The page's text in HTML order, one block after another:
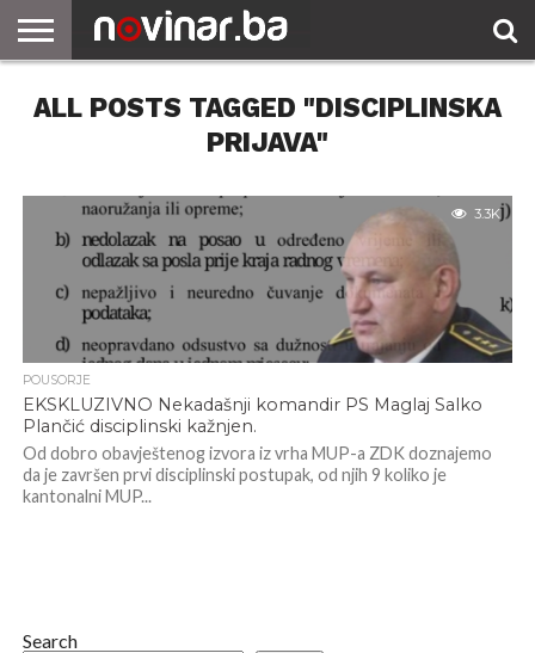
ALL POSTS TAGGED "DISCIPLINSKA
PRIJAVA"
3.3K
POUSORJE
EKSKLUZIVNO Nekadašnji komandir PS Maglaj Salko
Plančić disciplinski kažnjen.
Od dobro obavještenog izvora iz vrha MUP-a ZDK doznajemo
da je završen prvi disciplinski postupak, od njih 9 koliko je
kantonalni MUP...
Search